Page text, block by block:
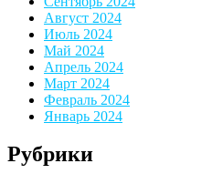
Август 2024
Июль 2024
Май 2024
Апрель 2024
Март 2024
Февраль 2024
Январь 2024
Рубрики